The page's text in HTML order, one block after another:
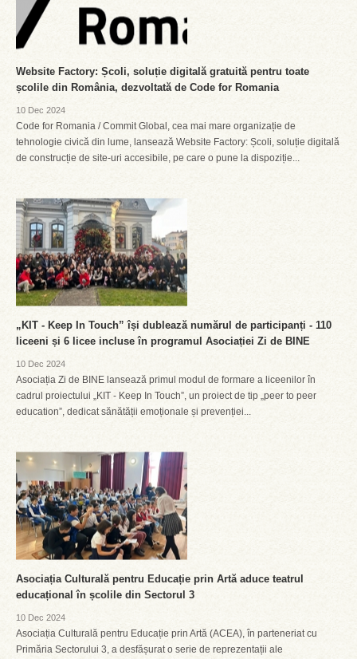
Website Factory: Școli, soluție digitală gratuită pentru toate
școlile din România, dezvoltată de Code for Romania
10 Dec 2024
Code for Romania / Commit Global, cea mai mare organizație de
tehnologie civică din lume, lansează Website Factory: Școli, soluție digitală
de construcție de site-uri accesibile, pe care o pune la dispoziție...
„KIT - Keep In Touch” își dublează numărul de participanți - 110
liceeni și 6 licee incluse în programul Asociației Zi de BINE
10 Dec 2024
Asociația Zi de BINE lansează primul modul de formare a liceenilor în
cadrul proiectului „KIT - Keep In Touch”, un proiect de tip „peer to peer
education”, dedicat sănătății emoționale și prevenției...
Asociația Culturală pentru Educație prin Artă aduce teatrul
educațional în școlile din Sectorul 3
10 Dec 2024
Asociația Culturală pentru Educație prin Artă (ACEA), în parteneriat cu
Primăria Sectorului 3, a desfășurat o serie de reprezentații ale